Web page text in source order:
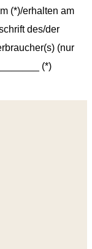
(*)/erhalten am
des/der
(nur
(*)